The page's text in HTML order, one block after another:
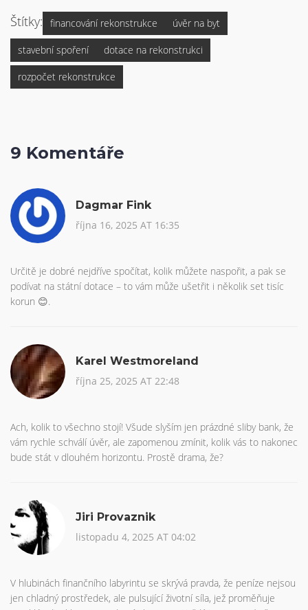
Štítky: financování rekonstrukce úvěr na byt
stavební spoření dotace na rekonstrukci
rozpočet rekonstrukce
9 Komentáře
Dagmar Fink
října 16, 2025 AT 16:35
Určitě je dobré nejdříve spočítat, kolik můžete naspořit, a pak se
podívat na státní dotace – to vám může ušetřit i několik set tisíc
korun 😊.
Karel Westmoreland
října 25, 2025 AT 22:48
Ach, kolik to všechno stojí! Všude slyším jen prázdné sliby bank, že
vám rychle schválí úvěr, ale zapomenou zmínit, kolik vás to nakonec
bude stát v dlouhém horizontu. Prostě drama, že?
Jiri Provaznik
listopadu 4, 2025 AT 04:02
V hlubinách finančního labyrintu se skrývá pravda, že peníze nejsou
jen chladný prostředek, ale pulsující životní síla, jež proměňuje